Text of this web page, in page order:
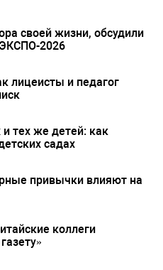
своей жизни, обсудили
2026
лицеисты и педагог
тех же детей: как
садах
привычки влияют на
коллеги